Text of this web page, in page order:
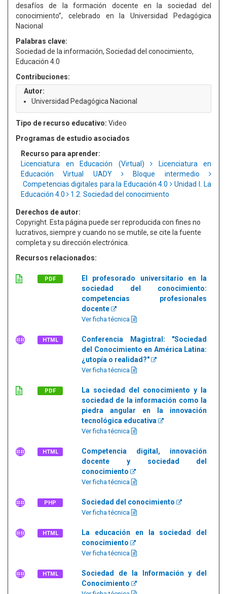
desafíos de la formación docente en la sociedad del
conocimiento”, celebrado en la Universidad Pedagógica
Nacional
Palabras clave:
Sociedad de la información, Sociedad del conocimiento,
Educación 4.0
Contribuciones:
Autor:
Universidad Pedagógica Nacional
Tipo de recurso educativo: Video
Programas de estudio asociados
Recurso para aprender:
Licenciatura en Educación (Virtual)
Licenciatura en
Educación Virtual UADY
Bloque intermedio
Competencias digitales para la Educación 4.0
Unidad I. La
Educación 4.0
1.2. Sociedad del conocimiento
Derechos de autor:
Copyright. Esta página puede ser reproducida con fines no
lucrativos, siempre y cuando no se mutile, se cite la fuente
completa y su dirección electrónica.
Recursos relacionados:
PDF
El profesorado universitario en la
sociedad del conocimiento:
competencias profesionales
docente
Ver ficha técnica
HTML
Conferencia Magistral: "Sociedad
del Conocimiento en América Latina:
¿utopía o realidad?"
Ver ficha técnica
PDF
La sociedad del conocimiento y la
sociedad de la información como la
piedra angular en la innovación
tecnológica educativa
Ver ficha técnica
HTML
Competencia digital, innovación
docente y sociedad del
conocimiento
Ver ficha técnica
PHP Sociedad del conocimiento
Ver ficha técnica
HTML
La educación en la sociedad del
conocimiento
Ver ficha técnica
HTML
Sociedad de la Información y del
Conocimiento